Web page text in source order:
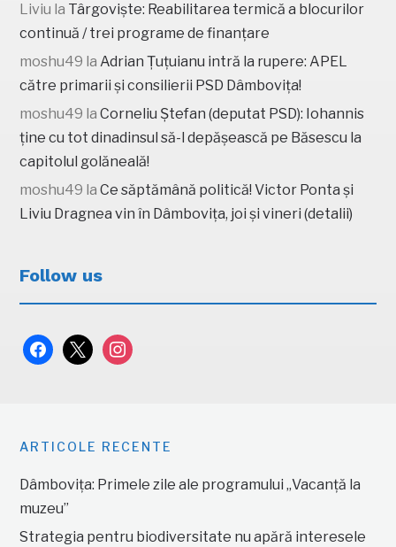
Liviu la Târgoviște: Reabilitarea termică a blocurilor
continuă / trei programe de finanțare
moshu49 laAdrian Țuțuianu intră la rupere: APEL
către primarii și consilierii PSD Dâmbovița!
moshu49 laCorneliu Ștefan (deputat PSD): Iohannis
ține cu tot dinadinsul să-l depășească pe Băsescu la
capitolul golăneală!
moshu49 laCe săptămână politică! Victor Ponta și
Liviu Dragnea vin în Dâmbovița, joi și vineri (detalii)
Follow us
facebook
x instagram
ARTICOLE RECENTE
Dâmbovița: Primele zile ale programului „Vacanță la
muzeu”
Strategia pentru biodiversitate nu apără interesele